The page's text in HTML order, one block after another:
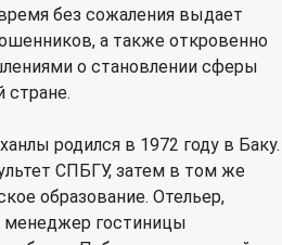
без сожаления выдает
а также откровенно
о становлении сферы
стране.
родился в 1972 году в Баку.
СПБГУ, затем в том же
образование. Отельер,
менеджер гостиницы